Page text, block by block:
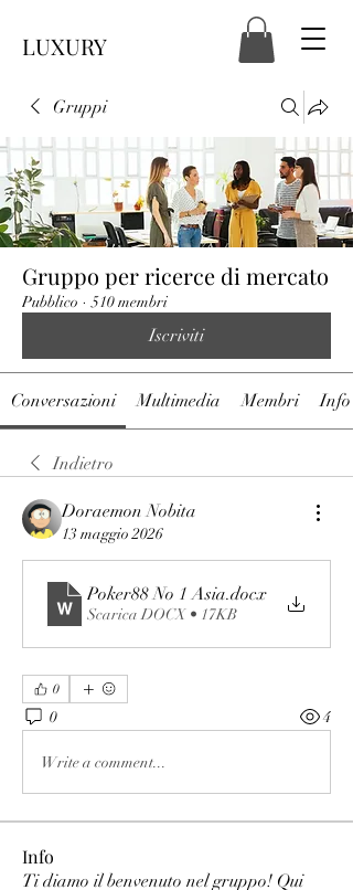
LUXURY
Gruppi
Gruppo per ricerce di mercato
Pubblico · 510 membri
Iscriviti
Conversazioni Multimedia Membri Info
Indietro
Doraemon Nobita
13 maggio 2026
Poker88 No 1 Asia.docx
Scarica DOCX • 17KB
0
0 4
Write a comment...
Info
Ti diamo il benvenuto nel gruppo! Qui